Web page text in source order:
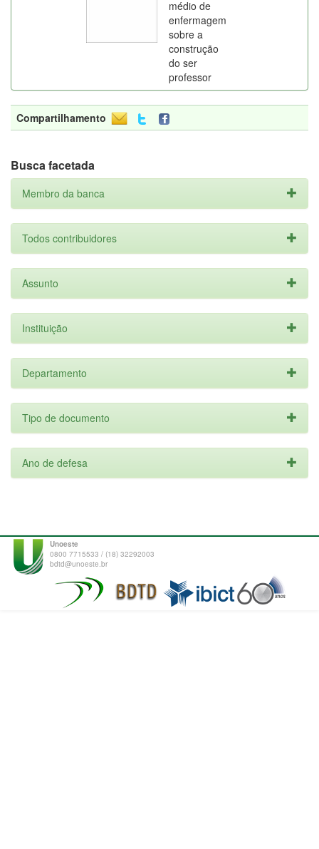
médio de
enfermagem
sobre a
construção
do ser
professor
Compartilhamento
Busca facetada
Membro da banca
Todos contribuidores
Assunto
Instituição
Departamento
Tipo de documento
Ano de defesa
Unoeste
0800 7715533 / (18) 32292003
bdtd@unoeste.br